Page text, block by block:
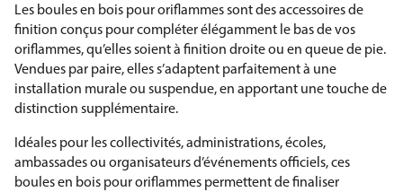
Les boules en bois pour oriflammes sont des accessoires de
finition conçus pour compléter élégamment le bas de vos
oriflammes, qu’elles soient à finition droite ou en queue de pie.
Vendues par paire, elles s’adaptent parfaitement à une
installation murale ou suspendue, en apportant une touche de
distinction supplémentaire.
Idéales pour les collectivités, administrations, écoles,
ambassades ou organisateurs d’événements officiels, ces
boules en bois pour oriflammes permettent de finaliser